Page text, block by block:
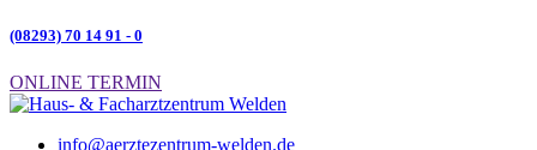
(08293) 70 14 91 - 0
ONLINE TERMIN
info@aerztezentrum-welden.de